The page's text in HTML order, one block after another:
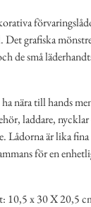
Det grafiska
de små
nära till hands
laddare, nycklar
Lådorna är lika
för en
10,5 x 30 X 20,5